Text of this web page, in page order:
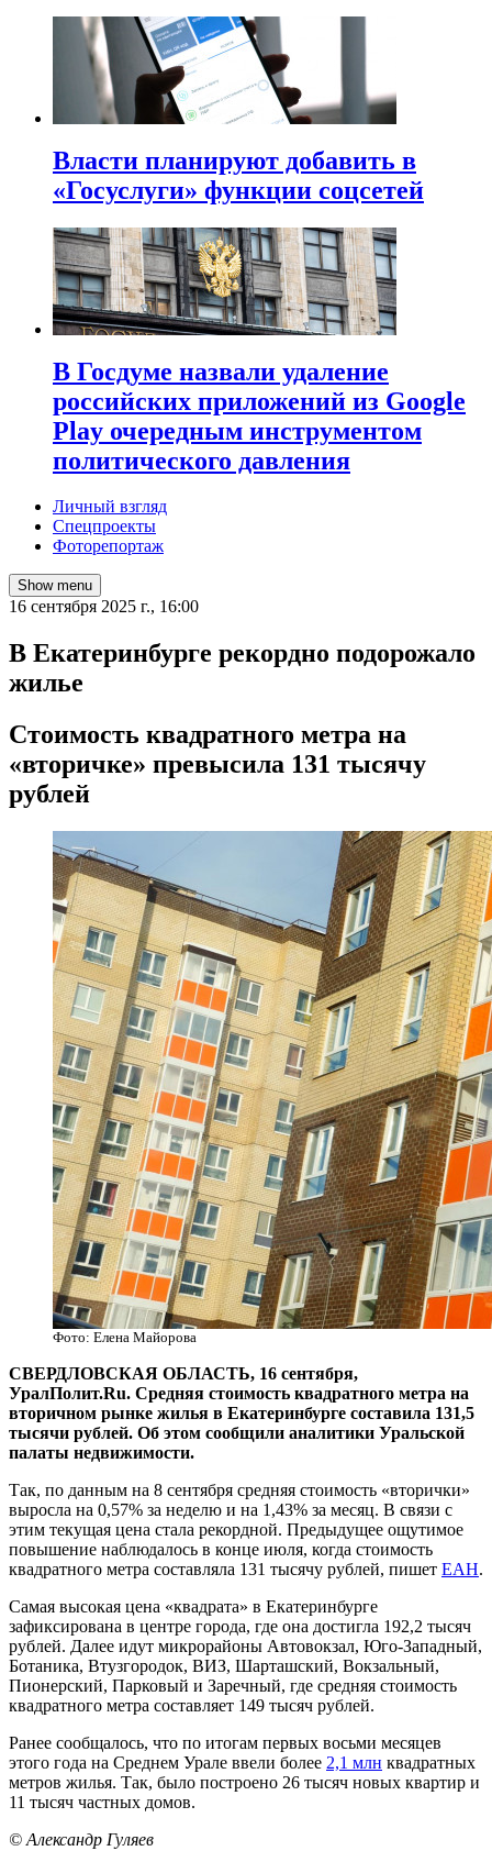
Власти планируют добавить в
«Госуслуги» функции соцсетей
В Госдуме назвали удаление
российских приложений из Google
Play очередным инструментом
политического давления
Личный взгляд
Спецпроекты
Фоторепортаж
Show menu
16 сентября 2025 г., 16:00
В Екатеринбурге рекордно подорожало
жилье
Стоимость квадратного метра на
«вторичке» превысила 131 тысячу
рублей
Фото: Елена Майорова
СВЕРДЛОВСКАЯ ОБЛАСТЬ, 16 сентября,
УралПолит.Ru. Средняя стоимость квадратного метра на
вторичном рынке жилья в Екатеринбурге составила 131,5
тысячи рублей. Об этом сообщили аналитики Уральской
палаты недвижимости.
Так, по данным на 8 сентября средняя стоимость «вторички»
выросла на 0,57% за неделю и на 1,43% за месяц. В связи с
этим текущая цена стала рекордной. Предыдущее ощутимое
повышение наблюдалось в конце июля, когда стоимость
квадратного метра составляла 131 тысячу рублей, пишет ЕАН.
Самая высокая цена «квадрата» в Екатеринбурге
зафиксирована в центре города, где она достигла 192,2 тысяч
рублей. Далее идут микрорайоны Автовокзал, Юго-Западный,
Ботаника, Втузгородок, ВИЗ, Шарташский, Вокзальный,
Пионерский, Парковый и Заречный, где средняя стоимость
квадратного метра составляет 149 тысяч рублей.
Ранее сообщалось, что по итогам первых восьми месяцев
этого года на Среднем Урале ввели более 2,1 млн квадратных
метров жилья. Так, было построено 26 тысяч новых квартир и
11 тысяч частных домов.
© Александр Гуляев